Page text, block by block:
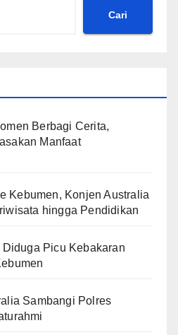
Cari
Berbagi Cerita,
Manfaat
Kebumen, Konjen Australia
hingga Pendidikan
Picu Kebakaran
Sambangi Polres